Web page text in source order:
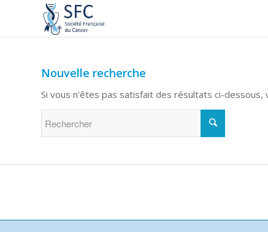
Nouvelle recherche
Si vous n'êtes pas satisfait des résultats ci-dessous,